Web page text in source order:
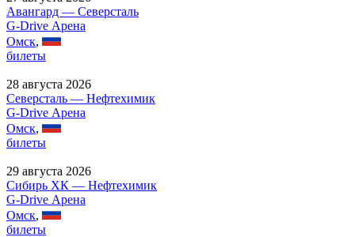
Авангард — Северсталь
G-Drive Арена
Омск,
билеты
28 августа 2026
Северсталь — Нефтехимик
G-Drive Арена
Омск,
билеты
29 августа 2026
Сибирь ХК — Нефтехимик
G-Drive Арена
Омск,
билеты